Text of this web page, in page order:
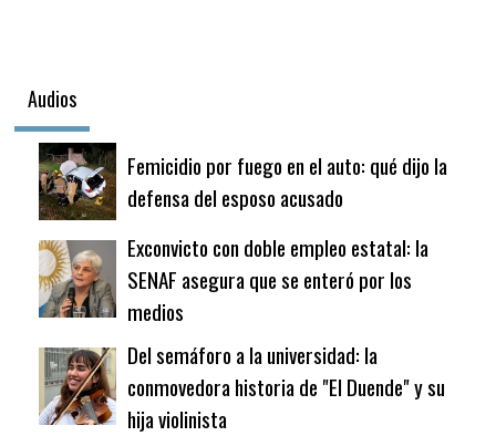
Audios
Femicidio por fuego en el auto: qué dijo la
defensa del esposo acusado
Exconvicto con doble empleo estatal: la
SENAF asegura que se enteró por los
medios
Del semáforo a la universidad: la
conmovedora historia de "El Duende" y su
hija violinista